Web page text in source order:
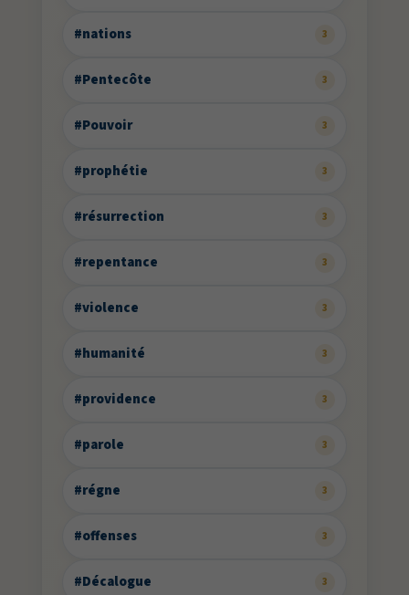
#nations 3
#Pentecôte 3
#Pouvoir 3
#prophétie 3
#résurrection 3
#repentance 3
#violence 3
#humanité 3
#providence 3
#parole 3
#régne 3
#offenses 3
#Décalogue 3